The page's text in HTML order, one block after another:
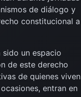
de diálogo y
constitucional a
un espacio
de este derecho
de quienes viven
entran en